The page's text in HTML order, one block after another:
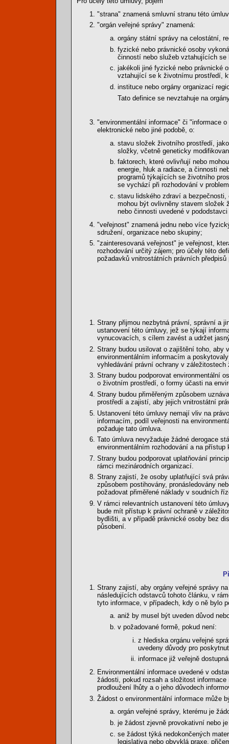
"strana" znamená smluvní stranu této
"orgán veřejné správy" znamená:
orgány státní správy na celostátní,
fyzické nebo právnické osoby
činností nebo služeb vztahujících
jakékoli jiné fyzické nebo právnické
vztahující se k životnímu prostředí,
instituce nebo orgány organizací
Tato definice se nevztahuje na
"environmentální informace" či "informace
elektronické nebo jiné podobě, o:
stavu složek životního prostředí,
složky, včetně geneticky
faktorech, které ovlivňují nebo
energie, hluk a radiace, a činnosti
programů týkajících se životního
se vychází při rozhodování v
stavu lidského zdraví a
mohou být ovlivněny stavem složek
nebo činnosti uvedené v pododstavci
"veřejnost" znamená jednu nebo více
sdružení, organizace nebo skupiny;
"zainteresovaná veřejnost" je veřejnost,
rozhodování určitý zájem; pro účely této
požadavků vnitrostátních právních
Strany přijmou nezbytná právní, správní a
ustanovení této úmluvy, jež se týkají
vynucovacích, s cílem zavést a udržet
Strany budou usilovat o zajištění toho, aby
environmentálním informacím a
vyhledávání právní ochrany v záležitostech
Strany budou podporovat environmentální
o životním prostředí, o formy účasti na
Strany budou přiměřeným způsobem
prostředí a zajistí, aby jejich vnitrostátní
Ustanovení této úmluvy nemají vliv na
informacím, podíl veřejnosti na
požaduje tato úmluva.
Tato úmluva nevyžaduje žádné derogace
environmentálním rozhodování a na
Strany budou podporovat uplatňování
rámci mezinárodních organizací.
Strany zajistí, že osoby uplatňující svá
způsobem postihovány, pronásledovány
požadovat přiměřené náklady v soudních
V rámci relevantních ustanovení této
bude mít přístup k právní ochraně v
bydlišti, a v případě právnické osoby bez
působení.
Strany zajistí, aby orgány veřejné správy
následujících odstavců tohoto článku, v
tyto informace, v případech, kdy o ně bylo
aniž by musel být uveden důvod
v požadované formě, pokud není:
z hlediska orgánu veřejné
uvedeny důvody pro
informace již veřejně
Environmentální informace uvedené v
žádosti, pokud rozsah a složitost
prodloužení lhůty a o jeho důvodech
Žádost o environmentální informace může
orgán veřejné správy, kterému je
je žádost zjevně provokativní nebo
se žádost týká nedokončených
legislativa nebo obvyklá praxe,